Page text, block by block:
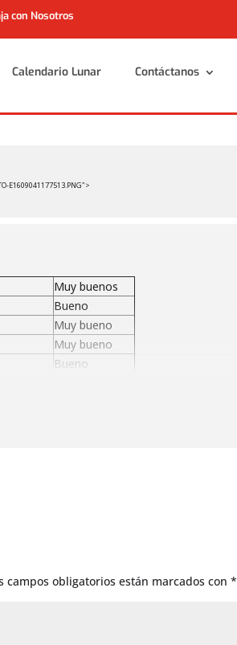
con Nosotros
Calendario Lunar Contáctanos
Calendario Lunar Contáctanos
E1609041177513.PNG">
Muy buenos
Bueno
Muy bueno
Muy bueno
Bueno
campos obligatorios están marcados con*